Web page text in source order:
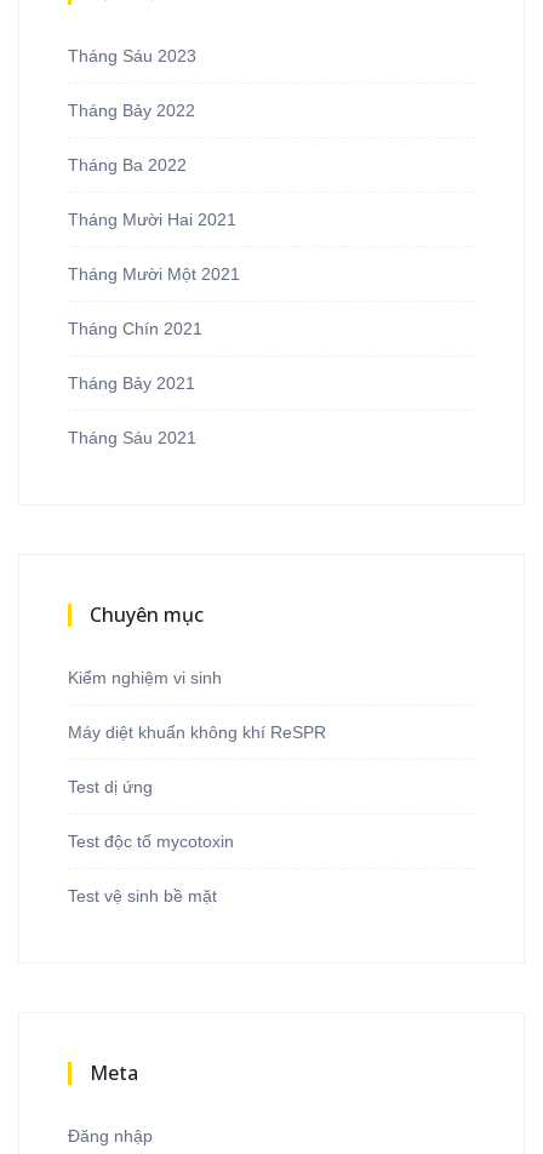
Tháng Sáu 2023
Tháng Bảy 2022
Tháng Ba 2022
Tháng Mười Hai 2021
Tháng Mười Một 2021
Tháng Chín 2021
Tháng Bảy 2021
Tháng Sáu 2021
Chuyên mục
Kiểm nghiệm vi sinh
Máy diệt khuẩn không khí ReSPR
Test dị ứng
Test độc tố mycotoxin
Test vệ sinh bề mặt
Meta
Đăng nhập